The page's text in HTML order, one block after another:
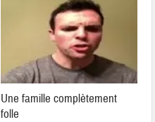
Une famille complètement
folle